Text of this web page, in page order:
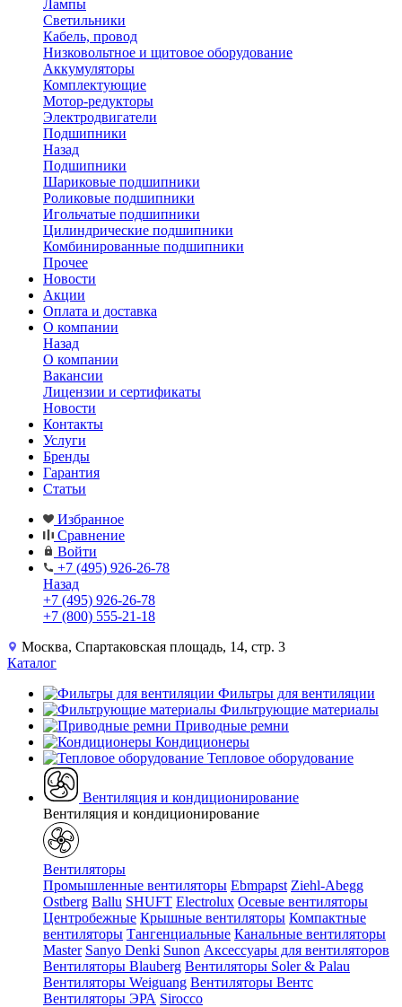
Лампы
Светильники
Кабель, провод
Низковольтное и щитовое оборудование
Аккумуляторы
Комплектующие
Мотор-редукторы
Электродвигатели
Подшипники
Назад
Подшипники
Шариковые подшипники
Роликовые подшипники
Игольчатые подшипники
Цилиндрические подшипники
Комбинированные подшипники
Прочее
Новости
Акции
Оплата и доставка
О компании
Назад
О компании
Вакансии
Лицензии и сертификаты
Новости
Контакты
Услуги
Бренды
Гарантия
Статьи
Избранное
Сравнение
Войти
+7 (495) 926-26-78
Назад
+7 (495) 926-26-78
+7 (800) 555-21-18
Москва, Спартаковская площадь, 14, стр. 3
Каталог
Фильтры для вентиляции
Фильтрующие материалы
Приводные ремни
Кондиционеры
Тепловое оборудование
Вентиляция и кондиционирование
Вентиляция и кондиционирование
Вентиляторы
Промышленные вентиляторы Ebmpapst Ziehl-Abegg
Ostberg Ballu SHUFT Electrolux Осевые вентиляторы
Центробежные Крышные вентиляторы Компактные
вентиляторы Тангенциальные Канальные вентиляторы
Master Sanyo Denki Sunon Аксессуары для вентиляторов
Вентиляторы Blauberg Вентиляторы Soler & Palau
Вентиляторы Weiguang Вентиляторы Вентс
Вентиляторы ЭРА Sirocco